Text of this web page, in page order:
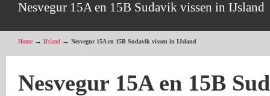
Nesvegur 15A en 15B Sudavik vissen in IJsland
Home → IJsland → Nesvegur 15A en 15B Sudavik vissen in IJsland
Nesvegur 15A en 15B